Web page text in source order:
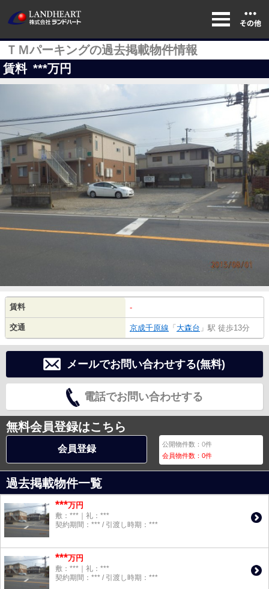
ＴＭパーキングの過去掲載物件情報
賃料 ***万円
賃料 -
交通 京成千原線 「 大森台 」駅 徒歩13分
メールでお問い合わせする(無料)
電話でお問い合わせする
無料会員登録はこちら
会員登録 公開物件数：0件
会員物件数：0件
過去掲載物件一覧
***万円
敷：***｜礼：***
契約期間：*** / 引渡し時期：***
***万円
敷：***｜礼：***
契約期間：*** / 引渡し時期：***